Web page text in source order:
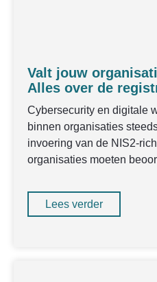
Valt jouw
Alles over de
verplichtingen en
Cybersecurity en digitale
binnen organisaties
invoering van de NIS2-
organisaties moeten
Lees verder